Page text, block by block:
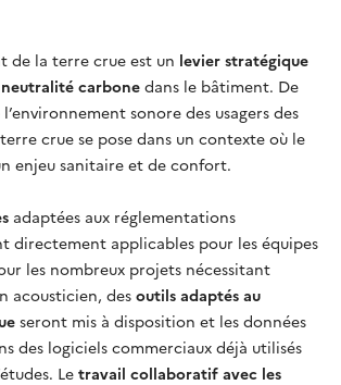
de la terre crue est un levier stratégique
carbone dans le bâtiment. De
sonore des usagers des
crue se pose dans un contexte où le
enjeu sanitaire et de confort.
adaptées aux réglementations
directement applicables pour les équipes
les nombreux projets nécessitant
acousticien, des outils adaptés au
seront mis à disposition et les données
des logiciels commerciaux déjà utilisés
Le travail collaboratif avec les